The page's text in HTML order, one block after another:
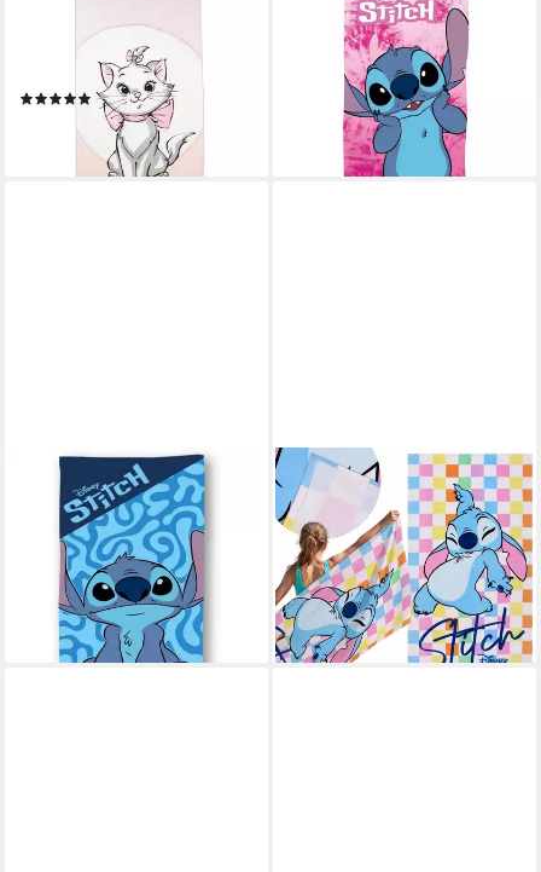
Marie die Katze Badetuch XL
70x140 cm, 100% baumwolle
(1)
lieferbar - in 3-4 Werktagen bei dir
Strandtuch Lilo und Stitch 70
× 140 cm Strandtuch Kinder
Badetuch Baumwolle
lieferbar - in 5-6 Werktagen bei dir
DISNEY
Strandtuch Lilo und Stitch 70
× 140 cm Strandtuch Kinder
Badetuch Baumwolle,
(Packung)
17,95 €
lieferbar - in 5-6 Werktagen bei dir
DISNEY
Badetücher DISNEY Stitch
farbenfrohes Strand- und
Badetuch, 100 % Baumwolle
28,99 €
lieferbar - in 3-4 Werktagen bei dir